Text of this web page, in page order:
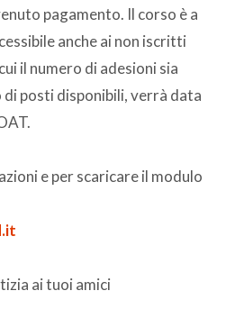
pagamento. Il corso è a
anche ai non iscritti
il numero di adesioni sia
di posti disponibili, verrà data
e per scaricare il modulo
ai tuoi amici